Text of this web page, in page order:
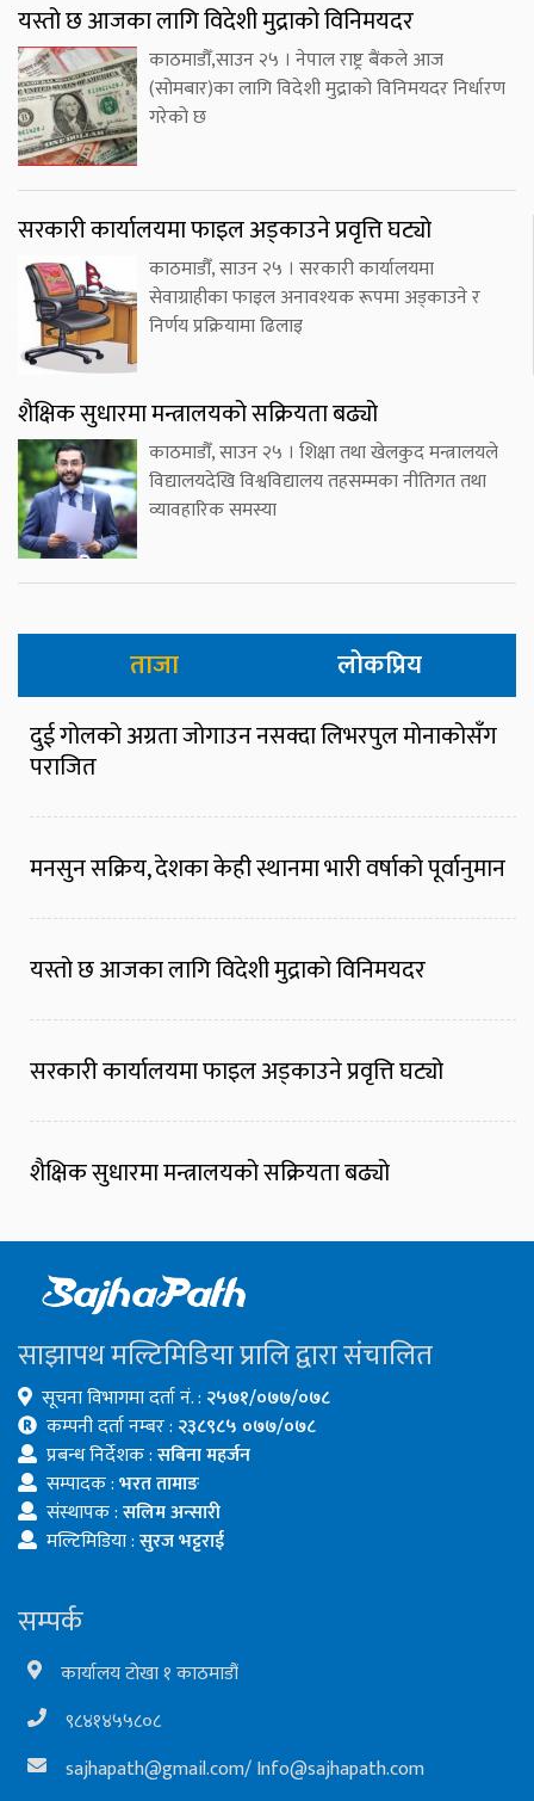
यस्तो छ आजका लागि विदेशी मुद्राको विनिमयदर
काठमाडौँ,साउन २५ । नेपाल राष्ट्र बैंकले आज
(सोमबार)का लागि विदेशी मुद्राको विनिमयदर निर्धारण
गरेको छ
सरकारी कार्यालयमा फाइल अड्काउने प्रवृत्ति घट्यो
काठमाडौँ, साउन २५ । सरकारी कार्यालयमा
सेवाग्राहीका फाइल अनावश्यक रूपमा अड्काउने र
निर्णय प्रक्रियामा ढिलाइ
शैक्षिक सुधारमा मन्त्रालयको सक्रियता बढ्यो
काठमाडौँ, साउन २५ । शिक्षा तथा खेलकुद मन्त्रालयले
विद्यालयदेखि विश्वविद्यालय तहसम्मका नीतिगत तथा
व्यावहारिक समस्या
ताजा लोकप्रिय
दुई गोलको अग्रता जोगाउन नसक्दा लिभरपुल मोनाकोसँग
पराजित
मनसुन सक्रिय, देशका केही स्थानमा भारी वर्षाको पूर्वानुमान
यस्तो छ आजका लागि विदेशी मुद्राको विनिमयदर
सरकारी कार्यालयमा फाइल अड्काउने प्रवृत्ति घट्यो
शैक्षिक सुधारमा मन्त्रालयको सक्रियता बढ्यो
साझापथ मल्टिमिडिया प्रालि द्वारा संचालित
सूचना विभागमा दर्ता नं. : २५७१/०७७/०७८
कम्पनी दर्ता नम्बर : २३८९८५ ०७७/०७८
प्रबन्ध निर्देशक :सबिना महर्जन
सम्पादक :भरत तामाङ
संस्थापक :सलिम अन्सारी
मल्टिमिडिया :सुरज भट्टराई
सम्पर्क
कार्यालय टोखा १ काठमाडौं
९८४१४५५८०८
sajhapath@gmail.com/Info@sajhapath.com